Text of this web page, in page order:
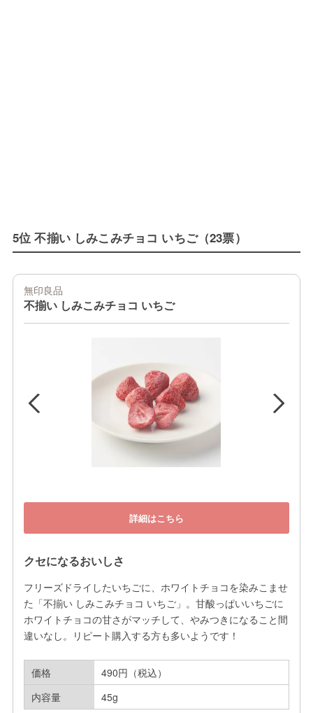
5位 不揃い しみこみチョコ いちご（23票）
無印良品
不揃い しみこみチョコ いちご
詳細はこちら
クセになるおいしさ
フリーズドライしたいちごに、ホワイトチョコを染みこませ
た「不揃い しみこみチョコ いちご」。甘酸っぱいいちごに
ホワイトチョコの甘さがマッチして、やみつきになること間
違いなし。リピート購入する方も多いようです！
価格
490円（税込）
内容量
45g